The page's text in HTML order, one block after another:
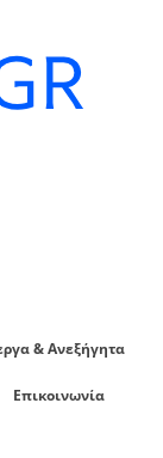
& Ανεξήγητα
Επικοινωνία